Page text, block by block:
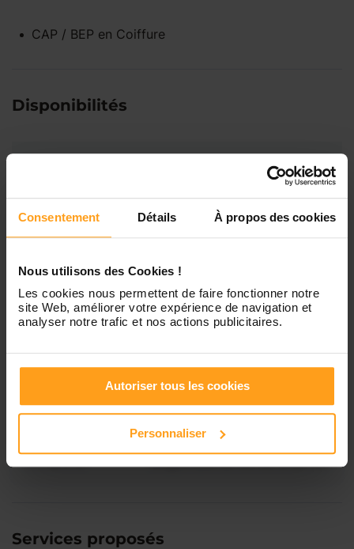
Consentement Détails À propos des cookies
Nous utilisons des Cookies !
Les cookies nous permettent de faire fonctionner notre
site Web, améliorer votre expérience de navigation et
analyser notre trafic et nos actions publicitaires.
Autoriser tous les cookies
Personnaliser
CAP / BEP en Coiffure
Disponibilités
Indisponible
Mardi Disponible de 00:00 à 00:00
Mercredi Disponible de 00:00 à 00:30
Jeudi Disponible de 00:00 à 00:00
Samedi Disponible de 00:00 à 00:00
Dimanche Disponible de 00:00 à 00:00
Vous souhaitez connaître les
disponibilités de Sarah ?
Services proposés